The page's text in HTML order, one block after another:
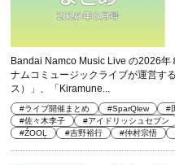
Bandai Namco Music Live の2026年
ナムコミュージックライブが運営す
ス）」、「Kiramune...
#ライブ開催まとめ #SparQlew #
#佐々木李子
#アイドリッシュセブン
#ŹOOĻ
#吉野裕行 #仲村宗悟